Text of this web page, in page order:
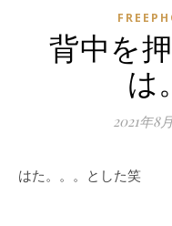
背中を
は
2021年8
はた。。。とした笑